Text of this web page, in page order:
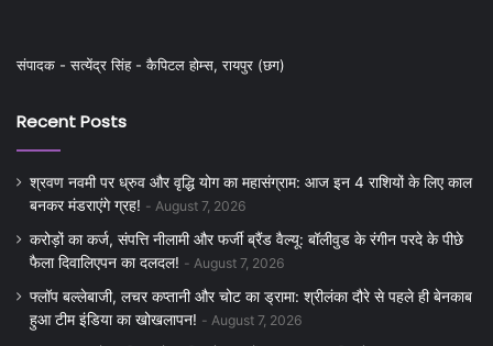
संपादक - सत्येंद्र सिंह - कैपिटल होम्स, रायपुर (छग)
Recent Posts
श्रवण नवमी पर ध्रुव और वृद्धि योग का महासंग्राम: आज इन 4 राशियों के लिए काल
बनकर मंडराएंगे ग्रह!
August 7, 2026
करोड़ों का कर्ज, संपत्ति नीलामी और फर्जी ब्रैंड वैल्यू: बॉलीवुड के रंगीन परदे के पीछे
फैला दिवालिएपन का दलदल!
August 7, 2026
फ्लॉप बल्लेबाजी, लचर कप्तानी और चोट का ड्रामा: श्रीलंका दौरे से पहले ही बेनकाब
हुआ टीम इंडिया का खोखलापन!
August 7, 2026